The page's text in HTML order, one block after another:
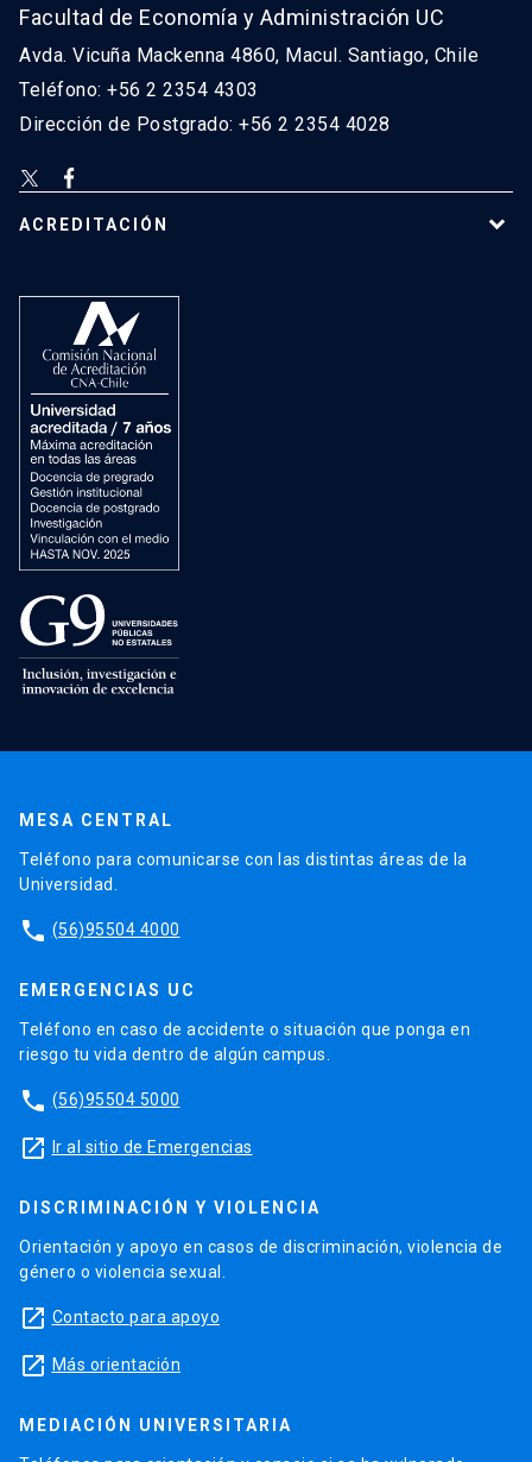
Facultad de Economía y Administración UC
Avda. Vicuña Mackenna 4860, Macul. Santiago, Chile
Teléfono: +56 2 2354 4303
Dirección de Postgrado: +56 2 2354 4028
ACREDITACIÓN
MESA CENTRAL
Teléfono para comunicarse con las distintas áreas de la
Universidad.
phone (56)95504 4000
EMERGENCIAS UC
Teléfono en caso de accidente o situación que ponga en
riesgo tu vida dentro de algún campus.
phone (56)95504 5000
launch Ir al sitio de Emergencias
DISCRIMINACIÓN Y VIOLENCIA
Orientación y apoyo en casos de discriminación, violencia de
género o violencia sexual.
launch Contacto para apoyo
launch Más orientación
MEDIACIÓN UNIVERSITARIA